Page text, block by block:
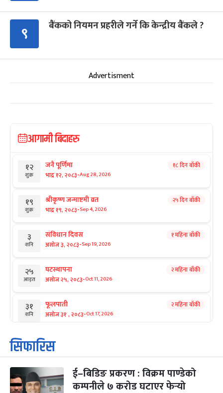
९ बैंकको नियमन प्रहरीले गर्ने कि केन्द्रीय बैंकले ?
Advertisment
आगामी बिदाहरु
१२
शुक्र
जनै पूर्णिमा
भाद्र १२, २०८३-Aug 28, 2026
१८ दिन बाँकी
१९
शुक्र
श्रीकृष्ण जन्माष्टमी व्रत
भाद्र १९, २०८३-Sep 4, 2026
२५ दिन बाँकी
३
शनि
संविधान दिवस
असोज ३, २०८३-Sep 19, 2026
१ महिना बाँकी
२५
आइत
घटस्थापना
असोज २५, २०८३-Oct 11, 2026
२ महिना बाँकी
३१
शनि
फूलपाती
असोज ३१ , २०८३-Oct 17, 2026
२ महिना बाँकी
१
आइत
कार्तिक सङ्क्रान्ति
कार्तिक १, २०८३
३
मंगल
महानवमी
कार्तिक ३, २०८३-Oct 20, 2026
२ महिना बाँकी
सिफारिस
ई–बिडिङ प्रकरण : विक्रम पाण्डेको
कम्पनीले ७ करोड घटाएर फेर्‍यो